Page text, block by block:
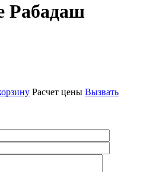
Рабадаш
Расчет цены Вызвать